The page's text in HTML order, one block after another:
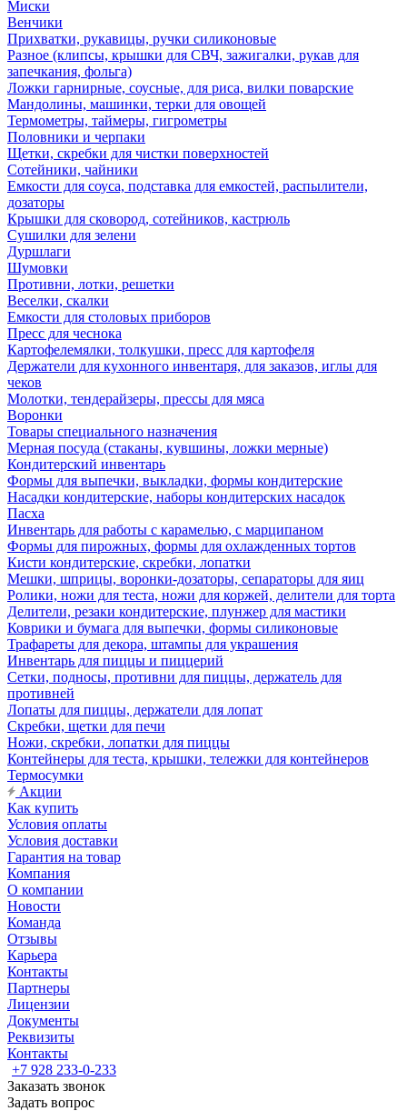
Миски
Венчики
Прихватки, рукавицы, ручки силиконовые
Разное (клипсы, крышки для СВЧ, зажигалки, рукав для
запечкания, фольга)
Ложки гарнирные, соусные, для риса, вилки поварские
Мандолины, машинки, терки для овощей
Термометры, таймеры, гигрометры
Половники и черпаки
Щетки, скребки для чистки поверхностей
Сотейники, чайники
Емкости для соуса, подставка для емкостей, распылители,
дозаторы
Крышки для сковород, сотейников, кастрюль
Сушилки для зелени
Дуршлаги
Шумовки
Противни, лотки, решетки
Веселки, скалки
Емкости для столовых приборов
Пресс для чеснока
Картофелемялки, толкушки, пресс для картофеля
Держатели для кухонного инвентаря, для заказов, иглы для
чеков
Молотки, тендерайзеры, прессы для мяса
Воронки
Товары специального назначения
Мерная посуда (стаканы, кувшины, ложки мерные)
Кондитерский инвентарь
Формы для выпечки, выкладки, формы кондитерские
Насадки кондитерские, наборы кондитерских насадок
Пасха
Инвентарь для работы с карамелью, с марципаном
Формы для пирожных, формы для охлажденных тортов
Кисти кондитерские, скребки, лопатки
Мешки, шприцы, воронки-дозаторы, сепараторы для яиц
Ролики, ножи для теста, ножи для коржей, делители для торта
Делители, резаки кондитерские, плунжер для мастики
Коврики и бумага для выпечки, формы силиконовые
Трафареты для декора, штампы для украшения
Инвентарь для пиццы и пиццерий
Сетки, подносы, противни для пиццы, держатель для
противней
Лопаты для пиццы, держатели для лопат
Скребки, щетки для печи
Ножи, скребки, лопатки для пиццы
Контейнеры для теста, крышки, тележки для контейнеров
Термосумки
Акции
Как купить
Условия оплаты
Условия доставки
Гарантия на товар
Компания
О компании
Новости
Команда
Отзывы
Карьера
Контакты
Партнеры
Лицензии
Документы
Реквизиты
Контакты
+7 928 233-0-233
Заказать звонок
Задать вопрос